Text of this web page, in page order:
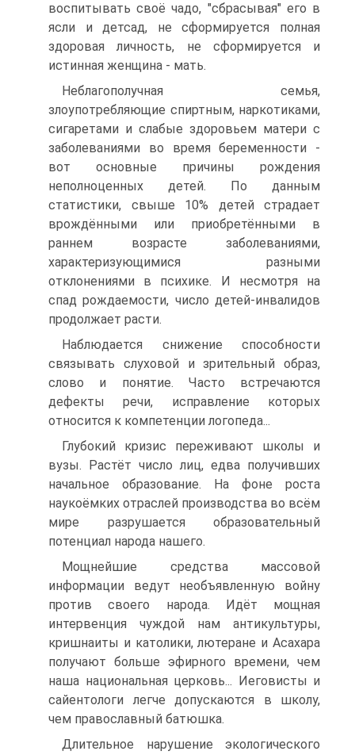
воспитывать своё чадо, "сбрасывая" его в
ясли и детсад, не сформируется полная
здоровая личность, не сформируется и
истинная женщина - мать.
Неблагополучная семья,
злоупотребляющие спиртным, наркотиками,
сигаретами и слабые здоровьем матери с
заболеваниями во время беременности -
вот основные причины рождения
неполноценных детей. По данным
статистики, свыше 10% детей страдает
врождёнными или приобретёнными в
раннем возрасте заболеваниями,
характеризующимися разными
отклонениями в психике. И несмотря на
спад рождаемости, число детей-инвалидов
продолжает расти.
Наблюдается снижение способности
связывать слуховой и зрительный образ,
слово и понятие. Часто встречаются
дефекты речи, исправление которых
относится к компетенции логопеда...
Глубокий кризис переживают школы и
вузы. Растёт число лиц, едва получивших
начальное образование. На фоне роста
наукоёмких отраслей производства во всём
мире разрушается образовательный
потенциал народа нашего.
Мощнейшие средства массовой
информации ведут необъявленную войну
против своего народа. Идёт мощная
интервенция чуждой нам антикультуры,
кришнаиты и католики, лютеране и Асахара
получают больше эфирного времени, чем
наша национальная церковь... Иеговисты и
сайентологи легче допускаются в школу,
чем православный батюшка.
Длительное нарушение экологического